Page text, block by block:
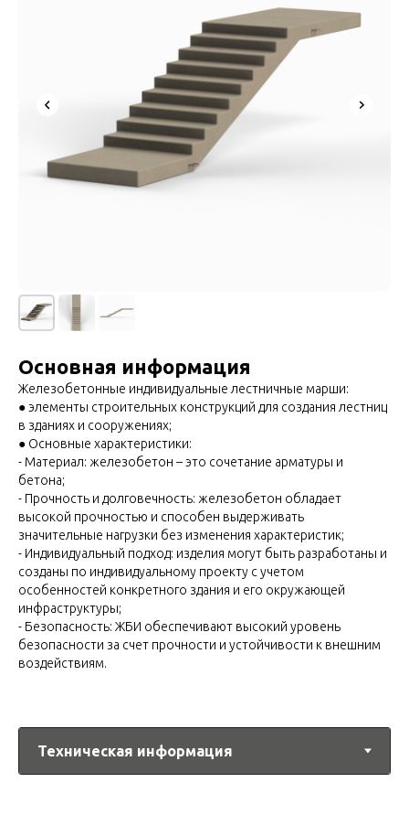
Основная информация
Железобетонные индивидуальные лестничные марши:
● элементы строительных конструкций для создания лестниц
в зданиях и сооружениях;
● Основные характеристики:
- Материал: железобетон – это сочетание арматуры и
бетона;
- Прочность и долговечность: железобетон обладает
высокой прочностью и способен выдерживать
значительные нагрузки без изменения характеристик;
- Индивидуальный подход: изделия могут быть разработаны и
созданы по индивидуальному проекту с учетом
особенностей конкретного здания и его окружающей
инфраструктуры;
- Безопасность: ЖБИ обеспечивают высокий уровень
безопасности за счет прочности и устойчивости к внешним
воздействиям.